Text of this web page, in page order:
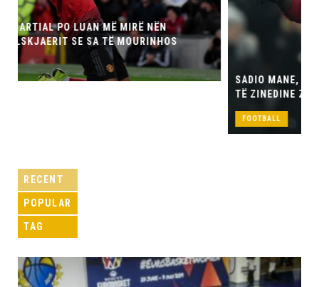
SADIO MANE, LOJTARI QË MUND T’I JAP JETË SULMIT
RECENT
POPULAR
TAG